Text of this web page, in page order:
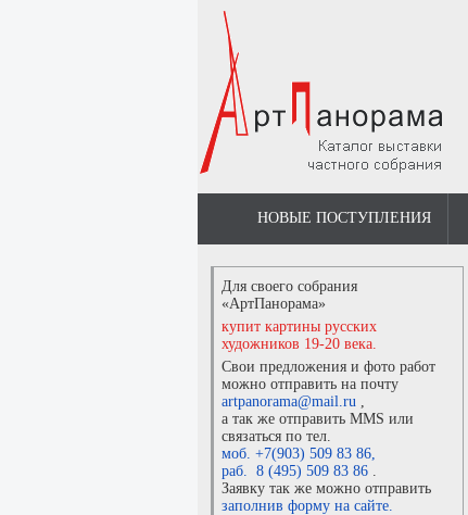
НОВЫЕ ПОСТУПЛЕНИЯ
Для своего собрания
«АртПанорама»
купит картины русских
художников 19-20 века.
Свои предложения и фото работ
можно отправить на почту
artpanorama@mail.ru ,
а так же отправить MMS или
связаться по тел.
моб. +7(903) 509 83 86,
раб. 8 (495) 509 83 86 .
Заявку так же можно отправить
заполнив форму на сайте.